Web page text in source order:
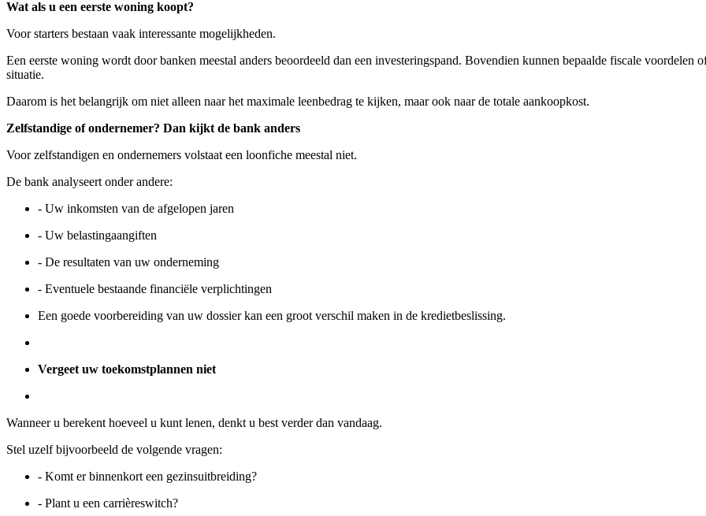
Wat als u een eerste woning koopt?
Voor starters bestaan vaak interessante mogelijkheden.
Een eerste woning wordt door banken meestal anders beoordeeld dan een investeringspand. Bovendien kunnen bepaalde fiscale
situatie.
Daarom is het belangrijk om niet alleen naar het maximale leenbedrag te kijken, maar ook naar de totale aankoopkost.
Zelfstandige of ondernemer? Dan kijkt de bank anders
Voor zelfstandigen en ondernemers volstaat een loonfiche meestal niet.
De bank analyseert onder andere:
- Uw inkomsten van de afgelopen jaren
- Uw belastingaangiften
- De resultaten van uw onderneming
- Eventuele bestaande financiële verplichtingen
Een goede voorbereiding van uw dossier kan een groot verschil maken in de kredietbeslissing.
Vergeet uw toekomstplannen niet
Wanneer u berekent hoeveel u kunt lenen, denkt u best verder dan vandaag.
Stel uzelf bijvoorbeeld de volgende vragen:
- Komt er binnenkort een gezinsuitbreiding?
- Plant u een carrièreswitch?